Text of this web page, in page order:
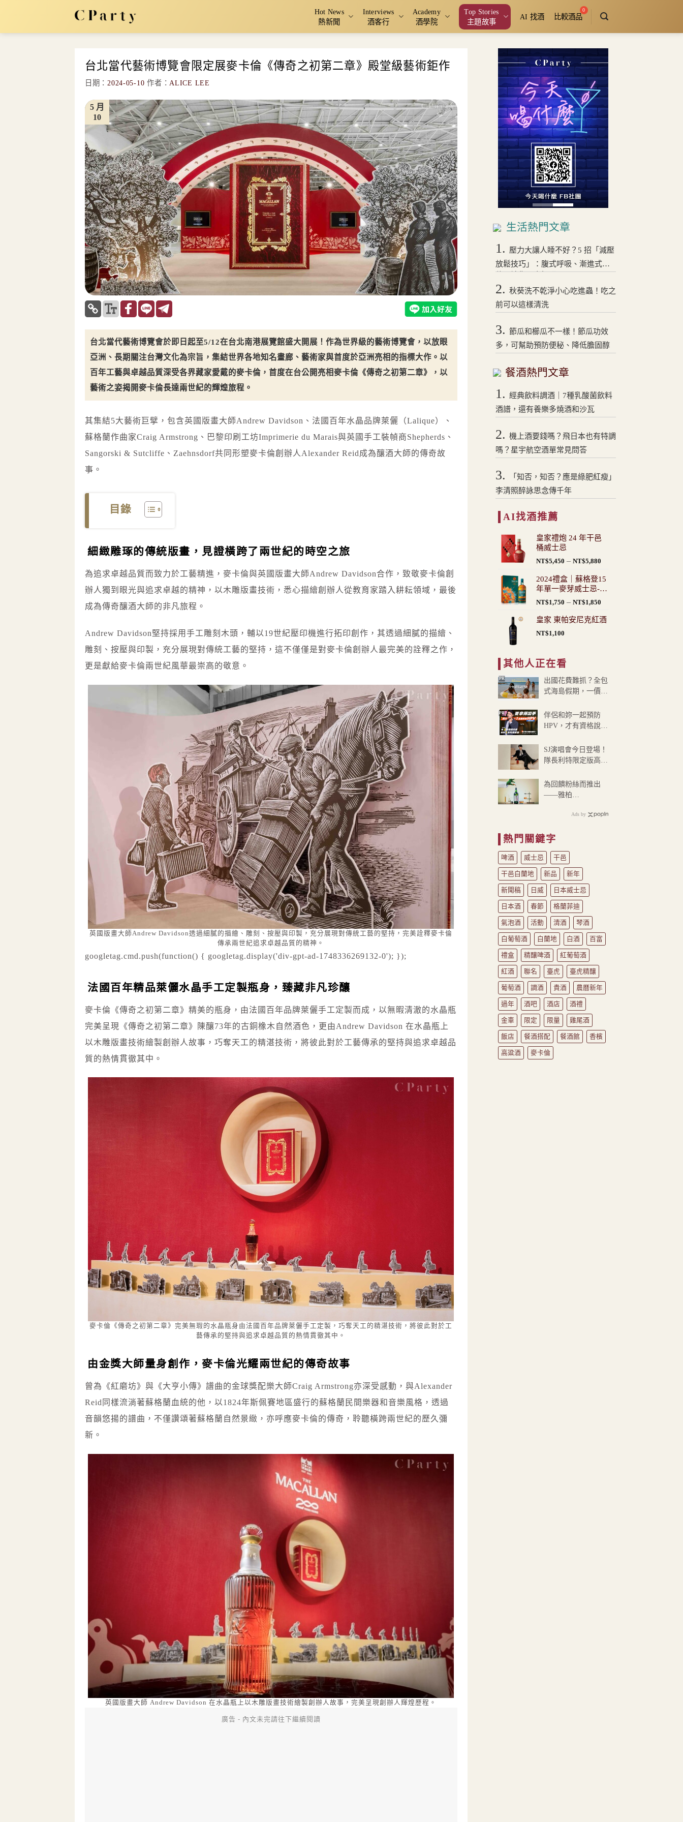
content
Hot News
熱新聞
Interviews
酒客行
Academy
酒學院
Top Stories
主題故事
AI 找酒 比較酒品
台北當代藝術博覽會限定展麥卡倫《傳奇之初第二章》殿堂級藝術鉅作
日期： 2024-05-10 作者： ALICE LEE
10
5 月
台北當代藝術博覽會於即日起至5/12在台北南港展覽館盛大開展！作為世界級的藝術博覽會，以放眼
亞洲、長期關注台灣文化為宗旨，集結世界各地知名畫廊、藝術家與首度於亞洲亮相的指標大作。以
百年工藝與卓越品質深受各界藏家愛戴的麥卡倫，首度在台公開亮相麥卡倫《傳奇之初第二章》，以
藝術之姿揭開麥卡倫長達兩世紀的輝煌旅程。
其集結5大藝術巨擘，包含英國版畫大師Andrew Davidson、法國百年水晶品牌萊儷（Lalique）、
蘇格蘭作曲家Craig Armstrong、巴黎印刷工坊Imprimerie du Marais與英國手工裝幀商Shepherds、
Sangorski & Sutcliffe、Zaehnsdorf共同形塑麥卡倫創辦人Alexander Reid成為釀酒大師的傳奇故
事。
目錄
細緻雕琢的傳統版畫，見證橫跨了兩世紀的時空之旅
為追求卓越品質而致力於工藝精進，麥卡倫與英國版畫大師Andrew Davidson合作，致敬麥卡倫創
辦人獨到眼光與追求卓越的精神，以木雕版畫技術，悉心描繪創辦人從教育家踏入耕耘領域，最後
成為傳奇釀酒大師的非凡旅程。
Andrew Davidson堅持採用手工雕刻木頭，輔以19世紀壓印機進行拓印創作，其透過細膩的描繪、
雕刻、按壓與印製，充分展現對傳統工藝的堅持，這不僅僅是對麥卡倫創辦人最完美的詮釋之作​，
更是獻給麥卡倫兩世紀風華最崇高的敬意。
英國版畫大師Andrew Davidson透過細膩的描繪、雕刻、按壓與印製，充分展現對傳統工藝的堅持，完美詮釋麥卡倫
傳承兩世紀追求卓越品質的精神。
googletag.cmd.push(function() { googletag.display('div-gpt-ad-1748336269132-0'); });
法國百年精品萊儷水晶手工定製瓶身，臻藏非凡珍釀
麥卡倫《傳奇之初第二章》精美的瓶身，由法國百年品牌萊儷手工定製而成，以無暇清澈的水晶瓶
完美呈現《傳奇之初第二章》陳釀73年的古銅橡木自然酒色，更由Andrew Davidson 在水晶瓶上
以木雕版畫技術繪製創辦人故事，巧奪天工的精湛技術，將彼此對於工藝傳承的堅持與追求卓越品
質的熱情貫徹其中。
麥卡倫《傳奇之初第二章》完美無瑕的水晶瓶身由法國百年品牌萊儷手工定製，巧奪天工的精湛技術，將彼此對於工
藝傳承的堅持與追求卓越品質的熱情貫徹其中。
由金獎大師量身創作，麥卡倫光耀兩世紀的傳奇故事
曾為《紅磨坊》與《大亨小傳》譜曲的金球獎配樂大師Craig Armstrong亦深受感動，與Alexander
Reid同樣流淌著蘇格蘭血統的他，以1824年斯佩賽地區盛行的蘇格蘭民間樂器和音樂風格，透過
音韻悠揚的譜曲，不僅讚頌著蘇格蘭自然景緻，亦呼應麥卡倫的傳奇，聆聽橫跨兩世紀的歷久彌
新。
英國版畫大師 Andrew Davidson 在水晶瓶上以木雕版畫技術繪製創辦人故事，完美呈現創辦人輝煌歷程。
廣告 - 內文未完請往下繼續閱讀
生活熱門文章
1.
壓力大讓人睡不好？5 招「減壓
放鬆技巧」：腹式呼吸、漸進式拉
2. 秋葵洗不乾淨小心吃進蟲！吃之
前可以這樣清洗
3. 節瓜和櫛瓜不一樣！節瓜功效
多，可幫助預防便秘、降低膽固醇
餐酒熱門文章
1. 經典飲料調酒｜7種乳酸菌飲料
酒譜，還有養樂多燒酒和沙瓦
2. 機上酒要錢嗎？飛日本也有特調
嗎？星宇航空酒單常見問答
3.
「知否，知否？應是綠肥紅瘦」
李清照醉詠思念傳千年
AI找酒推薦
皇家禮炮 24 年干邑
桶威士忌
NT$5,450 – NT$5,880價
範
圍：
NT$5,450
NT$5,880
2024禮盒｜蘇格登15
年單一麥芽威士忌-花
火版
NT$1,750 – NT$1,850價
範
皇家 東帕安尼克紅酒
NT$1,100
其他人正在看
出國花費難抓？全包
式海島假期，一價搞
省心！
PR
伴侶和妳一起預防
HPV，才有資格說愛
PR
SJ演唱會今日登場！
隊長利特限定版高粱
為回饋粉絲而推出
——雅柏
員會限定版登台
Ads by
熱門關鍵字
啤酒 威士忌 干邑
干邑白蘭地 新品 新年
新聞稿 日威 日本威士忌
日本酒 春節 格蘭菲迪
氣泡酒 活動 清酒 琴酒
白葡萄酒 白蘭地 白酒 百富
禮盒 精釀啤酒 紅葡萄酒
紅酒 聯名 臺虎 臺虎精釀
葡萄酒 調酒 貴酒 農曆新年
過年 酒吧 酒店 酒禮
金車 限定 限量 雞尾酒
飯店 餐酒搭配 餐酒館 香檳
高粱酒 麥卡倫